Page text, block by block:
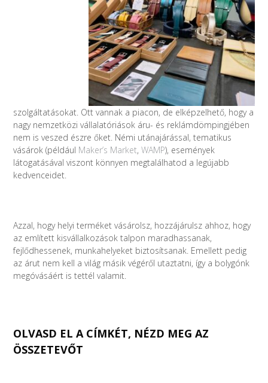
szolgáltatásokat. Ott vannak a piacon, de elképzelhető, hogy a
nagy nemzetközi vállalatóriások áru- és reklámdömpingjében
nem is veszed észre őket. Némi utánajárással, tematikus
vásárok (például Maker’s Market, WAMP), események
látogatásával viszont könnyen megtalálhatod a legújabb
kedvenceidet.
Azzal, hogy helyi terméket vásárolsz, hozzájárulsz ahhoz, hogy
az említett kisvállalkozások talpon maradhassanak,
fejlődhessenek, munkahelyeket biztosítsanak. Emellett pedig
az árut nem kell a világ másik végéről utaztatni, így a bolygónk
megóvásáért is tettél valamit.
OLVASD EL A CÍMKÉT, NÉZD MEG AZ
ÖSSZETEVŐT